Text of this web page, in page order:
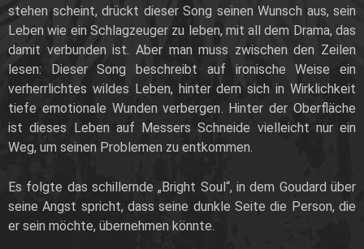
stehen scheint, drückt dieser Song seinen Wunsch aus, sein
Leben wie ein Schlagzeuger zu leben, mit all dem Drama, das
damit verbunden ist. Aber man muss zwischen den Zeilen
lesen: Dieser Song beschreibt auf ironische Weise ein
verherrlichtes wildes Leben, hinter dem sich in Wirklichkeit
tiefe emotionale Wunden verbergen. Hinter der Oberfläche
ist dieses Leben auf Messers Schneide vielleicht nur ein
Weg, um seinen Problemen zu entkommen.
Es folgte das schillernde „Bright Soul“, in dem Goudard über
seine Angst spricht, dass seine dunkle Seite die Person, die
er sein möchte, übernehmen könnte.